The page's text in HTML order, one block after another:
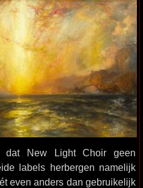
dat New Light Choir geen
labels herbergen namelijk
even anders dan gebruikelijk